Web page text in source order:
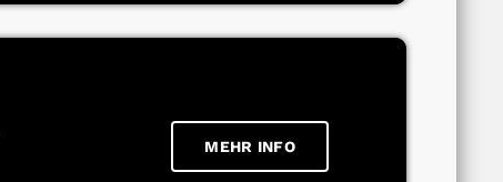
MEHR INFO